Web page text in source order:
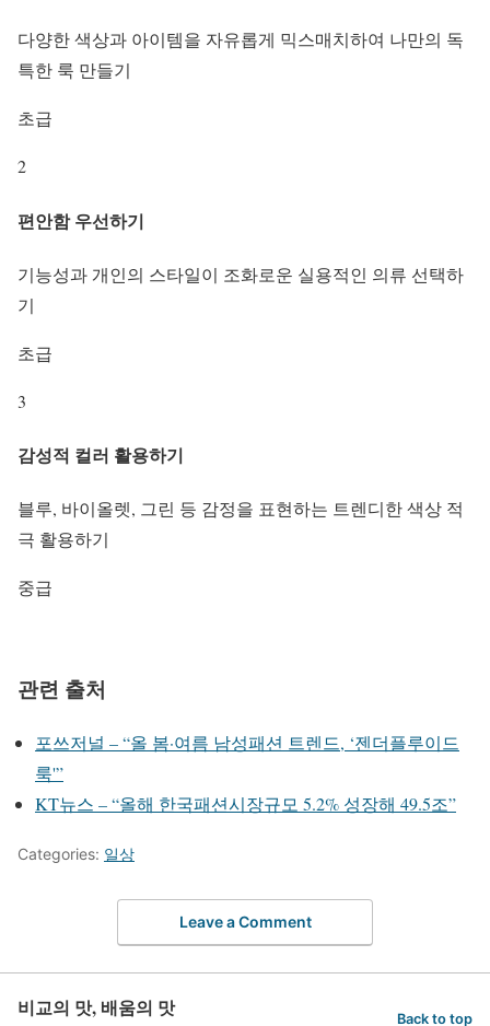
다양한 색상과 아이템을 자유롭게 믹스매치하여 나만의 독
특한 룩 만들기
초급
2
편안함 우선하기
기능성과 개인의 스타일이 조화로운 실용적인 의류 선택하
기
초급
3
감성적 컬러 활용하기
블루, 바이올렛, 그린 등 감정을 표현하는 트렌디한 색상 적
극 활용하기
중급
관련 출처
포쓰저널 – “올 봄·여름 남성패션 트렌드, ‘젠더플루이드
룩'”
KT뉴스 – “올해 한국패션시장규모 5.2% 성장해 49.5조”
Categories: 일상
Leave a Comment
비교의 맛, 배움의 맛 Back to top